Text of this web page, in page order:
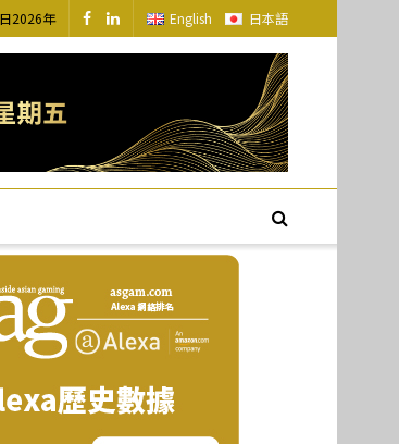
2026年 English 日本語